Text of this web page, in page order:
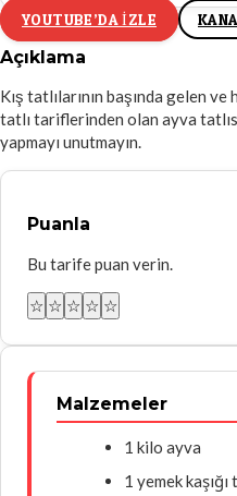
YOUTUBE’DA IZLE
Açıklama
Kış tatlılarının başında gelen
tatlı tariflerinden olan ayva
yapmayı unutmayın.
Puanla
Bu tarife puan verin.
☆ ☆ ☆ ☆ ☆
Malzemeler
1 kilo ayva
1 yemek